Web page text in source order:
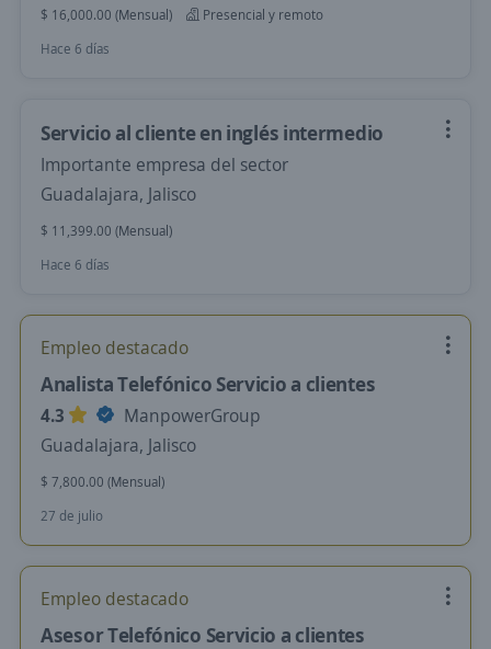
$ 16,000.00 (Mensual)
Presencial y remoto
Hace 6 días
Servicio al cliente en inglés intermedio
Importante empresa del sector
Guadalajara, Jalisco
$ 11,399.00 (Mensual)
Hace 6 días
Empleo destacado
Analista Telefónico Servicio a clientes
4.3
ManpowerGroup
Guadalajara, Jalisco
$ 7,800.00 (Mensual)
27 de julio
Empleo destacado
Asesor Telefónico Servicio a clientes